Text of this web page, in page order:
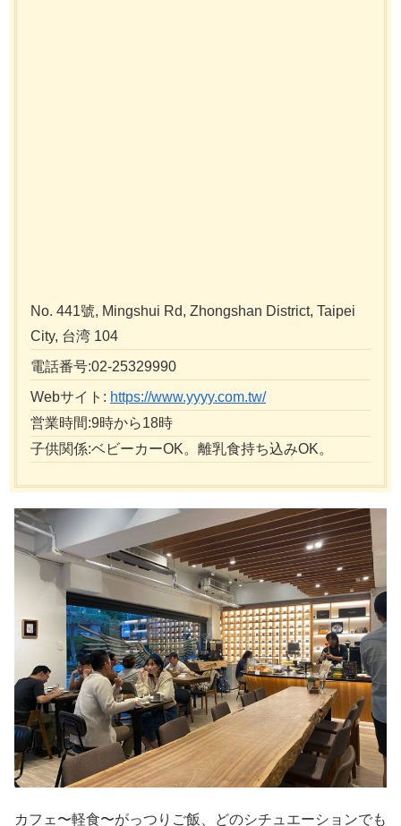
No. 441號, Mingshui Rd, Zhongshan District, Taipei
City, 台湾 104
電話番号:02-25329990
Webサイト: https://www.yyyy.com.tw/
営業時間:9時から18時
子供関係:ベビーカーOK。離乳食持ち込みOK。
カフェ〜軽食〜がっつりご飯、どのシチュエーションでも